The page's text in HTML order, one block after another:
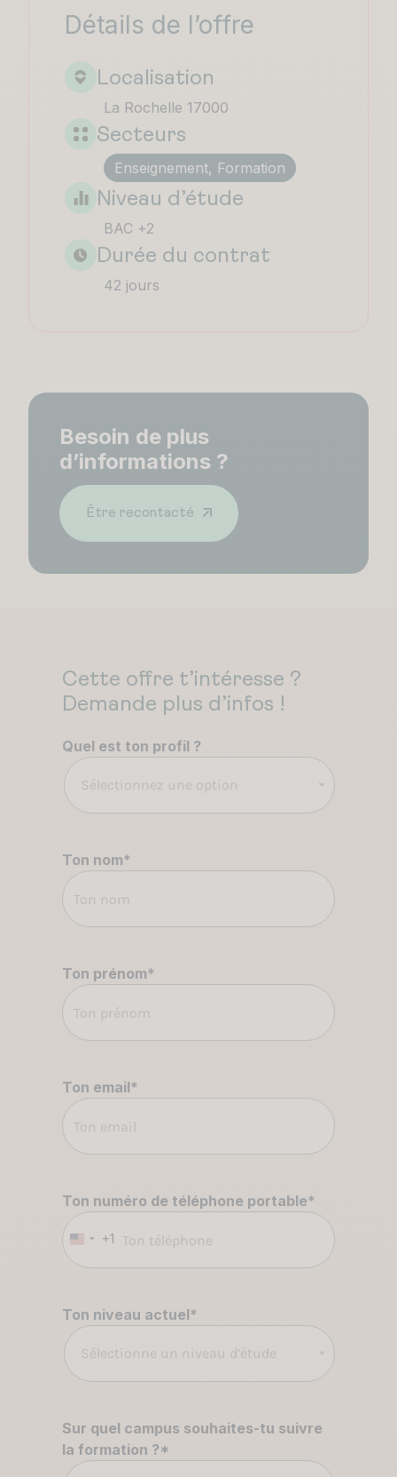
Détails de l’offre
Localisation
La Rochelle 17000
Secteurs
Enseignement, Formation
Niveau d’étude
BAC +2
Durée du contrat
42 jours
Besoin de plus
d’informations ?
Être recontacté
Cette offre t’intéresse ?
Demande plus d’infos !
Quel est ton profil ?
Sélectionnez une option
Ton nom*
Ton prénom*
Ton email*
Ton numéro de téléphone portable*
États-
Unis
+1
Ton niveau actuel*
Sélectionne un niveau d’étude
Sur quel campus souhaites-tu suivre
la formation ?*